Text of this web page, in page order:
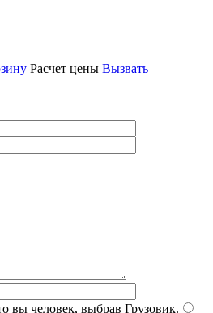
Расчет цены Вызвать
вы человек, выбрав Грузовик.